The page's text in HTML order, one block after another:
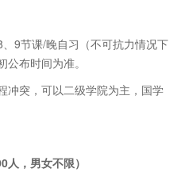
9节课/晚自习（不可抗力情况下
布时间为准。
冲突，可以二级学院为主，国学
，男女不限）